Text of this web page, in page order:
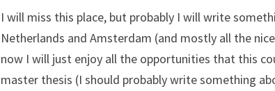
I will miss this place, but probably I will write
Netherlands and Amsterdam (and mostly all the
now I will just enjoy all the opportunities that this
master thesis (I should probably write something